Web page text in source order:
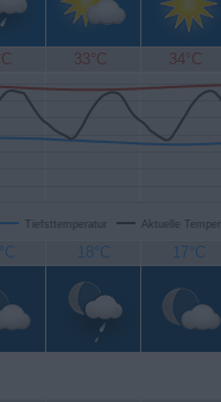
33°C 34°C
Tiefsttemperatur Aktuelle
18°C 17°C